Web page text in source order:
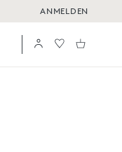
ANMELDEN